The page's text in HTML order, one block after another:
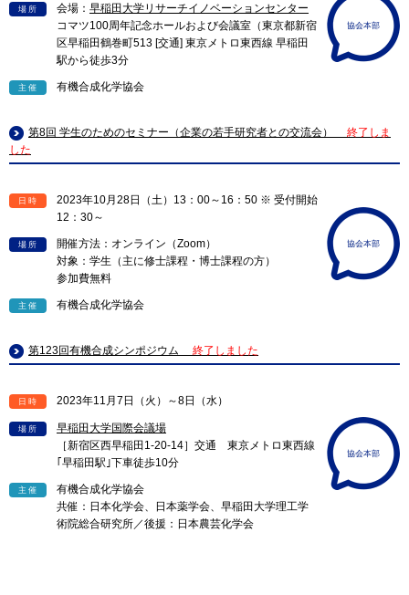
場所 会場： 早稲田大学リサーチイノベーションセンター
コマツ100周年記念ホールおよび会議室（東京都新宿
区早稲田鶴巻町513 [交通] 東京メトロ東西線 早稲田
駅から徒歩3分
主催 有機合成化学協会
協会本部
第8回 学生のためのセミナー（企業の若手研究者との交流会）
終了しま
した
日時
2023年10月28日（土）13：00～16：50 ※ 受付開始
12：30～
場所
開催方法：オンライン（Zoom）
対象：学生（主に修士課程・博士課程の方）
参加費無料
主催 有機合成化学協会
協会本部
第123回有機合成シンポジウム 終了しました
日時 2023年11月7日（火）～8日（水）
場所
早稲田大学国際会議場
［新宿区西早稲田1-20-14］交通 東京メトロ東西線
｢早稲田駅｣下車徒歩10分
主催
有機合成化学協会
共催：日本化学会、日本薬学会、早稲田大学理工学
術院総合研究所／後援：日本農芸化学会
協会本部